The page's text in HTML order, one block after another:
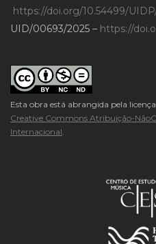
https://doi.org/10.54499/
UID/00693/2025 – https://
Esta obra está abrangida pela licença
Creative Commons Atribuição-
Internacional